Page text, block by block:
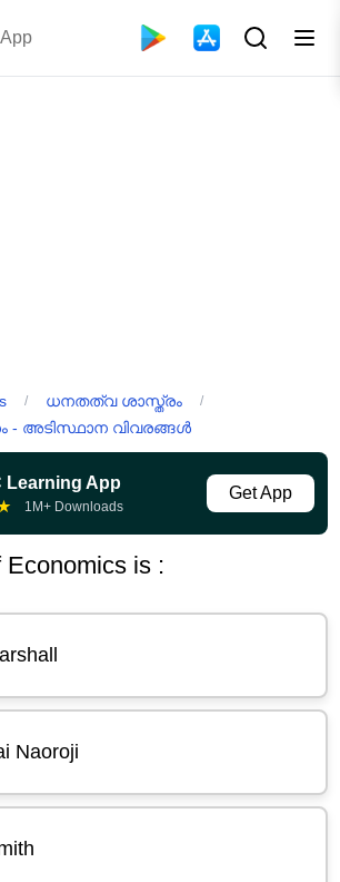
/ ധനതത്വ ശാസ്ത്രം /
- അടിസ്ഥാന വിവരങ്ങൾ
Learning App
1M+ Downloads
Get App
Economics is :
Naoroji